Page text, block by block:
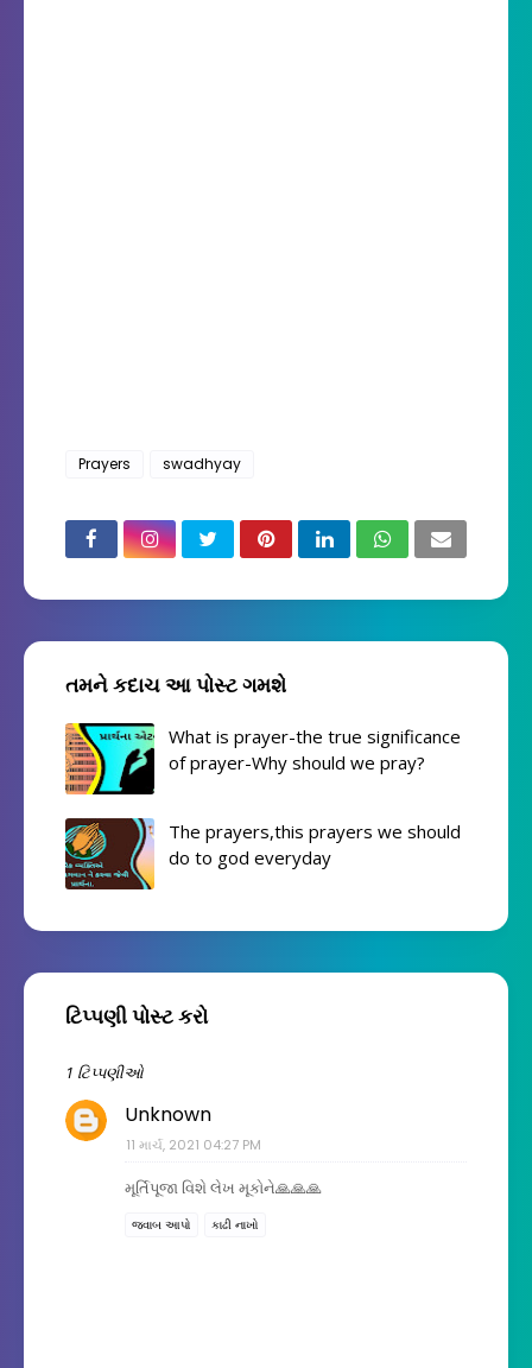
Prayers swadhyay
તમને કદાચ આ પોસ્ટ ગમશે
What is prayer-the true significance
of prayer-Why should we pray?
The prayers,this prayers we should
do to god everyday
ટિપ્પણી પોસ્ટ કરો
1 ટિપ્પણીઓ
Unknown
11 માર્ચ, 2021 04:27 PM
મૂર્તિપૂજા વિશે લેખ મૂકોને🙏🙏🙏
જવાબ આપો કાઢી નાખો